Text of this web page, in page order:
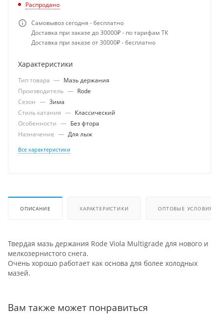
Распродано
Самовывоз сегодня - бесплатно
Доставка при заказе до 30000₽ - по тарифам ТК
Доставка при заказе от 30000₽ - бесплатно
Характеристики
Тип товара — Мазь держания
Производитель — Rode
Сезон — Зима
Стиль катания — Классический
Особенности — Без фтора
Назначение — Для лыж
Все характеристики
ОПИСАНИЕ ХАРАКТЕРИСТИКИ ОПТОВЫЕ УСЛОВИЯ
Твердая мазь держания Rode Viola Multigrade для нового и
мелкозернистого снега.
Очень хорошо работает как основа для более холодных
мазей.
Вам также может понравиться